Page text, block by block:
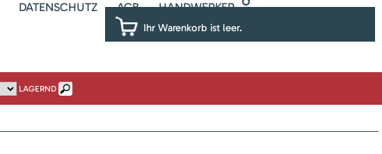
DATENSCHUTZ AGB HANDWERKER
Ihr Warenkorb ist leer.
LAGERND